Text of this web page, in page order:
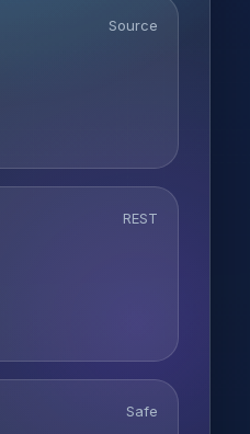
Source
REST
Safe